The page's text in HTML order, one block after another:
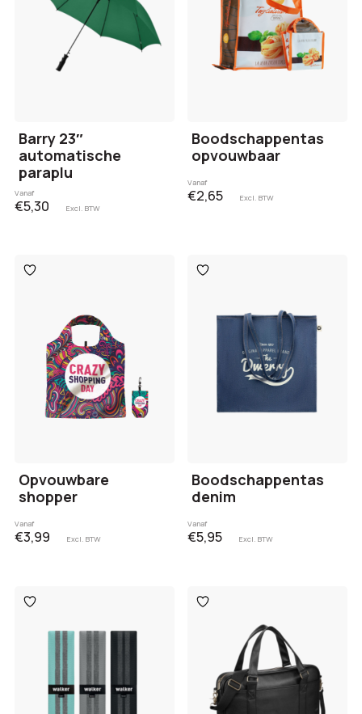
Barry 23″
automatische
paraplu
Vanaf
€5,30 Excl. BTW
Boodschappentas
opvouwbaar
Vanaf
€2,65 Excl. BTW
Toevoegen
aan
Opvouwbare
shopper
Vanaf
€3,99 Excl. BTW
Toevoegen
aan
Boodschappentas
denim
Vanaf
€5,95 Excl. BTW
Toevoegen
aan
Toevoegen
aan